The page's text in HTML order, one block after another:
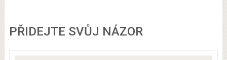
PŘIDEJTE SVŮJ NÁZOR